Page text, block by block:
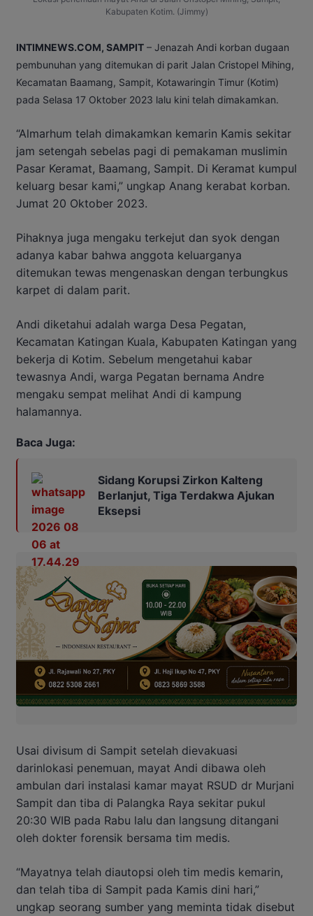
Kabupaten Kotim. (Jimmy)
INTIMNEWS.COM, SAMPIT – Jenazah Andi korban dugaan
pembunuhan yang ditemukan di parit Jalan Cristopel Mihing,
Kecamatan Baamang, Sampit, Kotawaringin Timur (Kotim)
pada Selasa 17 Oktober 2023 lalu kini telah dimakamkan.
“Almarhum telah dimakamkan kemarin Kamis sekitar
jam setengah sebelas pagi di pemakaman muslimin
Pasar Keramat, Baamang, Sampit. Di Keramat kumpul
keluarg besar kami,” ungkap Anang kerabat korban.
Jumat 20 Oktober 2023.
Pihaknya juga mengaku terkejut dan syok dengan
adanya kabar bahwa anggota keluarganya
ditemukan tewas mengenaskan dengan terbungkus
karpet di dalam parit.
Andi diketahui adalah warga Desa Pegatan,
Kecamatan Katingan Kuala, Kabupaten Katingan yang
bekerja di Kotim. Sebelum mengetahui kabar
tewasnya Andi, warga Pegatan bernama Andre
mengaku sempat melihat Andi di kampung
halamannya.
Baca Juga:
Sidang Korupsi Zirkon Kalteng
Berlanjut, Tiga Terdakwa Ajukan
Eksepsi
Usai divisum di Sampit setelah dievakuasi
darinlokasi penemuan, mayat Andi dibawa oleh
ambulan dari instalasi kamar mayat RSUD dr Murjani
Sampit dan tiba di Palangka Raya sekitar pukul
20:30 WIB pada Rabu lalu dan langsung ditangani
oleh dokter forensik bersama tim medis.
“Mayatnya telah diautopsi oleh tim medis kemarin,
dan telah tiba di Sampit pada Kamis dini hari,”
ungkap seorang sumber yang meminta tidak disebut